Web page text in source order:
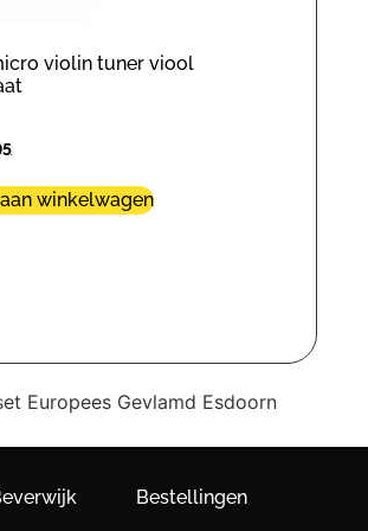
violin tuner viool
winkelwagen
Europees Gevlamd Esdoorn
Bestellingen